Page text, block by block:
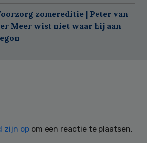
zomereditie | Peter van
Meer wist niet waar hij aan
zijn op om een reactie te plaatsen.